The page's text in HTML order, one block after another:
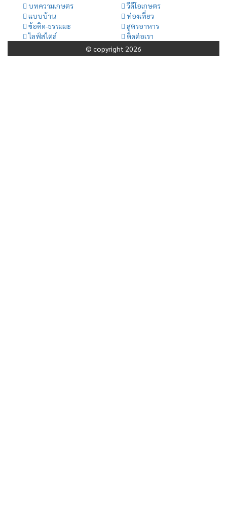
บทความเกษตร
วีดีโอเกษตร
แบบบ้าน
ท่องเที่ยว
ข้อคิด-ธรรมมะ
สูตรอาหาร
ไลฟ์สไตล์
ติดต่อเรา
© copyright 2026